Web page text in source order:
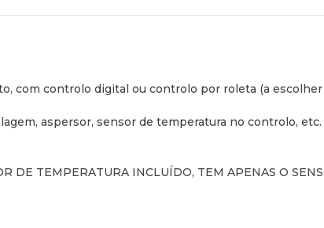
com controlo digital ou controlo por roleta (a
aspersor, sensor de temperatura no controlo,
DE TEMPERATURA INCLUÍDO, TEM APENAS O